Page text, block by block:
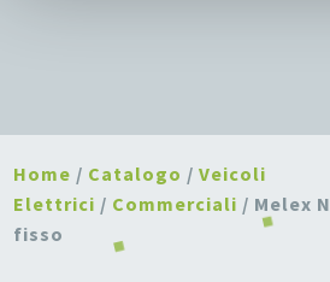
Home / Catalogo /Veicoli
Elettrici / Commerciali / Melex
fisso